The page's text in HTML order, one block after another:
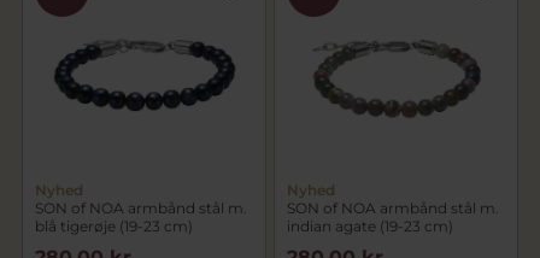
Nyhed
SON of NOA armbånd stål m.
blå tigerøje (19-23 cm)
Nyhed
SON of NOA armbånd stål m.
indian agate (19-23 cm)